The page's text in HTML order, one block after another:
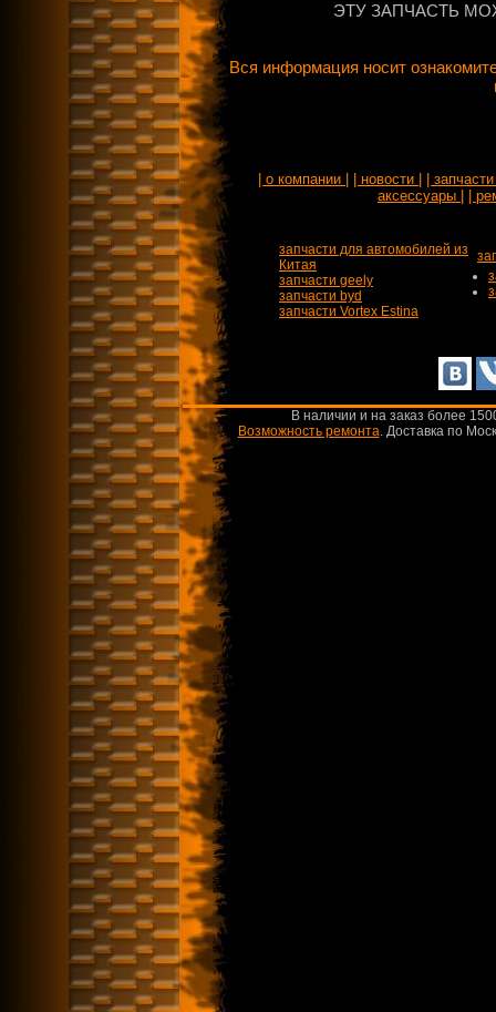
ЭТУ ЗАПЧАСТЬ
Вся информация носит
| о компании | | новости |
|
аксессуары |
|
запчасти для автомобилей из
Китая
запчасти geely
запчасти byd
запчасти Vortex Estina
В наличии и на заказ более
Возможность ремонта.Доставка по